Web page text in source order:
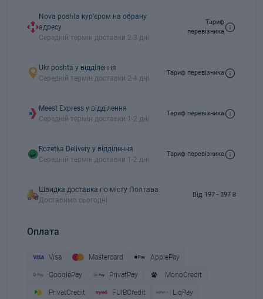
Nova poshta кур'єром на обрану
адресу
Середній термін доставки 2-3 дні
Тариф
перевізника
Ukr poshta у відділення
Середній термін доставки 2-4 дні
Тариф перевізника
Meest Express у відділення
Середній термін доставки 1-2 дні
Тариф перевізника
Rozetka Delivery у відділення
Середній термін доставки 1-2 дні
Тариф перевізника
Швидка доставка по місту Полтава
Доставимо сьогодні
Від 197 - 397 ₴
Оплата
Visa Mastercard ApplePay
GooglePay PrivatPay MonoCredit
PrivatCredit FUIBCredit LiqPay